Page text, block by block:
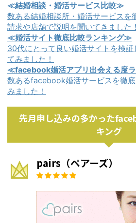
≪結婚相談・婚活サービス比較≫
数ある結婚相談所・婚活サービスを
請求や店舗で説明を聞いてきました！
≪婚活サイト徹底比較ランキング≫
30代にとって良い婚活サイトを検証
てみました！
≪facebook婚活アプリ出会える度
数あるfacebook婚活サービスを徹
みました！
先月申し込みの多かった
キング
pairs（ペアーズ）